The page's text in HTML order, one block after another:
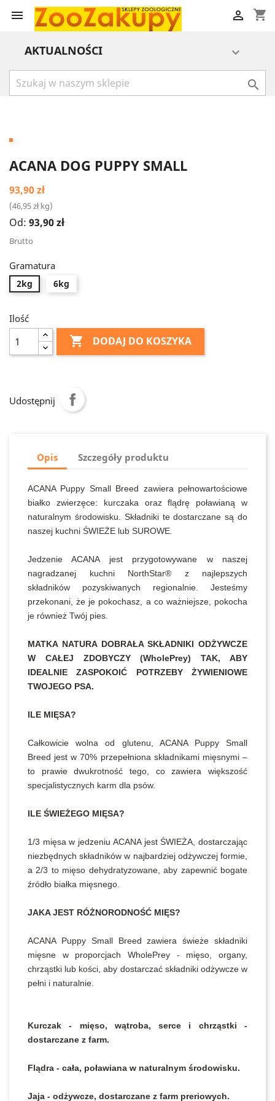
 shopping_cart

AKTUALNOŚCI 

ACANA DOG PUPPY SMALL
93,90 zł
(46,95 zł kg)
Od: 93,90 zł
Brutto
Gramatura
2kg 6kg
Ilość
 DODAJ DO KOSZYKA
Udostępnij
Opis Szczegóły produktu
ACANA Puppy Small Breed zawiera pełnowartościowe
białko zwierzęce: kurczaka oraz flądrę poławianą w
naturalnym środowisku. Składniki te dostarczane są do
naszej kuchni ŚWIEŻE lub SUROWE.
Jedzenie ACANA jest przygotowywane w naszej
nagradzanej kuchni NorthStar® z najlepszych
składników pozyskiwanych regionalnie. Jesteśmy
przekonani, że je pokochasz, a co ważniejsze, pokocha
je również Twój pies.
MATKA NATURA DOBRAŁA SKŁADNIKI ODŻYWCZE
W CAŁEJ ZDOBYCZY (WholePrey) TAK, ABY
IDEALNIE ZASPOKOIĆ POTRZEBY ŻYWIENIOWE
TWOJEGO PSA.
ILE MIĘSA?
Całkowicie wolna od glutenu, ACANA Puppy Small
Breed jest w 70% przepełniona składnikami mięsnymi –
to prawie dwukrotność tego, co zawiera większość
specjalistycznych karm dla psów.
ILE ŚWIEŻEGO MIĘSA?
1/3 mięsa w jedzeniu ACANA jest ŚWIEŻA, dostarczając
niezbędnych składników w najbardziej odżywczej formie,
a 2/3 to mięso dehydratyzowane, aby zapewnić bogate
źródło białka mięsnego.
JAKA JEST RÓŻNORODNOŚĆ MIĘS?
ACANA Puppy Small Breed zawiera świeże składniki
mięsne w proporcjach WholePrey - mięso, organy,
chrząstki lub kości, aby dostarczać składniki odżywcze w
pełni i naturalnie.
Kurczak - mięso, wątroba, serce i chrząstki -
dostarczane z farm.
Flądra - cała, poławiana w naturalnym środowisku.
Jaja - odżywcze, dostarczane z farm preriowych.